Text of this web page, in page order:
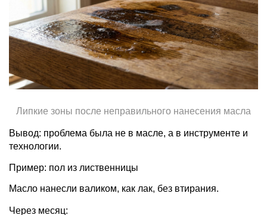
Липкие зоны после неправильного нанесения масла
Вывод: проблема была не в масле, а в инструменте и
технологии.
Пример: пол из лиственницы
Масло нанесли валиком, как лак, без втирания.
Через месяц: